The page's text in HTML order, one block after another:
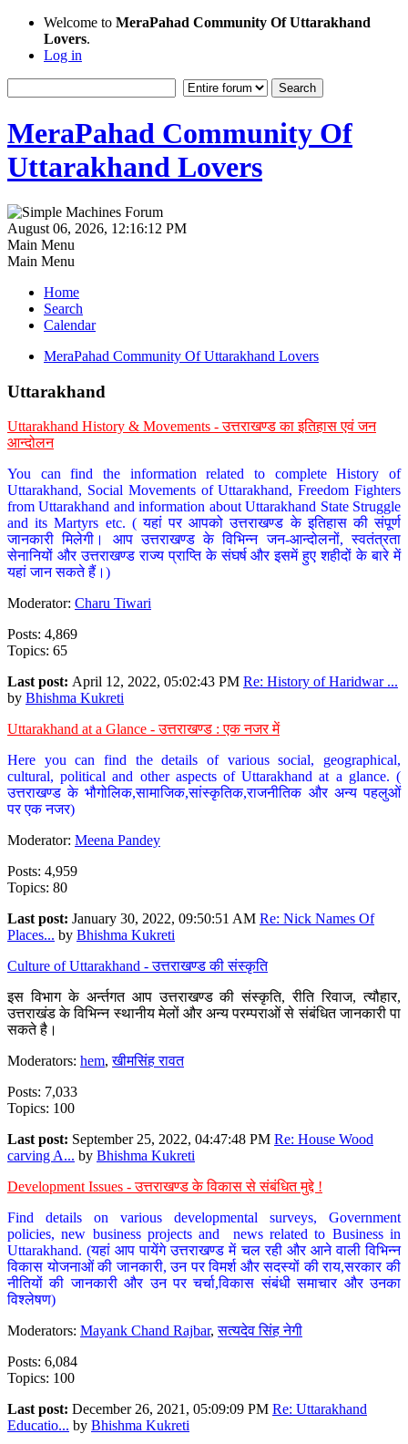
Welcome to MeraPahad Community Of Uttarakhand
Lovers.
Log in
MeraPahad Community Of
Uttarakhand Lovers
August 06, 2026, 12:16:12 PM
Main Menu
Main Menu
Home
Search
Calendar
MeraPahad Community Of Uttarakhand Lovers
Uttarakhand
Uttarakhand History & Movements - उत्तराखण्ड का इतिहास एवं जन
आन्दोलन
You can find the information related to complete History of
Uttarakhand, Social Movements of Uttarakhand, Freedom Fighters
from Uttarakhand and information about Uttarakhand State Struggle
and its Martyrs etc. ( यहां पर आपको उत्तराखण्ड के इतिहास की संपूर्ण
जानकारी मिलेगी। आप उत्तराखण्ड के विभिन्न जन-आन्दोलनों, स्वतंत्रता
सेनानियों और उत्तराखण्ड राज्य प्राप्ति के संघर्ष और इसमें हुए शहीदों के बारे में
यहां जान सकते हैं।)
Moderator: Charu Tiwari
Posts: 4,869
Topics: 65
Last post: April 12, 2022, 05:02:43 PM Re: History of Haridwar ...
by Bhishma Kukreti
Uttarakhand at a Glance - उत्तराखण्ड : एक नजर में
Here you can find the details of various social, geographical,
cultural, political and other aspects of Uttarakhand at a glance. (
उत्तराखण्ड के भौगोलिक,सामाजिक,सांस्कृतिक,राजनीतिक और अन्य पहलुओं
पर एक नजर)
Moderator: Meena Pandey
Posts: 4,959
Topics: 80
Last post: January 30, 2022, 09:50:51 AM Re: Nick Names Of
Places... by Bhishma Kukreti
Culture of Uttarakhand - उत्तराखण्ड की संस्कृति
इस विभाग के अर्न्तगत आप उत्तराखण्ड की संस्कृति, रीति रिवाज, त्यौहार,
उत्तराखंड के विभिन्न स्थानीय मेलों और अन्य परम्पराओं से संबंधित जानकारी पा
सकते है।
Moderators: hem,खीमसिंह रावत
Posts: 7,033
Topics: 100
Last post: September 25, 2022, 04:47:48 PM Re: House Wood
carving A... by Bhishma Kukreti
Development Issues - उत्तराखण्ड के विकास से संबंधित मुद्दे !
Find details on various developmental surveys, Government
policies, new business projects and news related to Business in
Uttarakhand. (यहां आप पायेंगे उत्तराखण्ड में चल रही और आने वाली विभिन्न
विकास योजनाओं की जानकारी, उन पर विमर्श और सदस्यों की राय,सरकार की
नीतियों की जानकारी और उन पर चर्चा,विकास संबंधी समाचार और उनका
विश्लेषण)
Moderators: Mayank Chand Rajbar,सत्यदेव सिंह नेगी
Posts: 6,084
Topics: 100
Last post: December 26, 2021, 05:09:09 PM Re: Uttarakhand
Educatio... by Bhishma Kukreti